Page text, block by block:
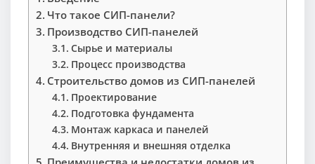
Что такое СИП-панели?
Производство СИП-панелей
Сырье и материалы
Процесс производства
Строительство домов из СИП-панелей
Проектирование
Подготовка фундамента
Монтаж каркаса и панелей
Внутренняя и внешняя отделка